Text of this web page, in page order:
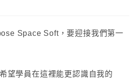
Space Soft，要迎接我們第一
望學員在這裡能更認識自我的